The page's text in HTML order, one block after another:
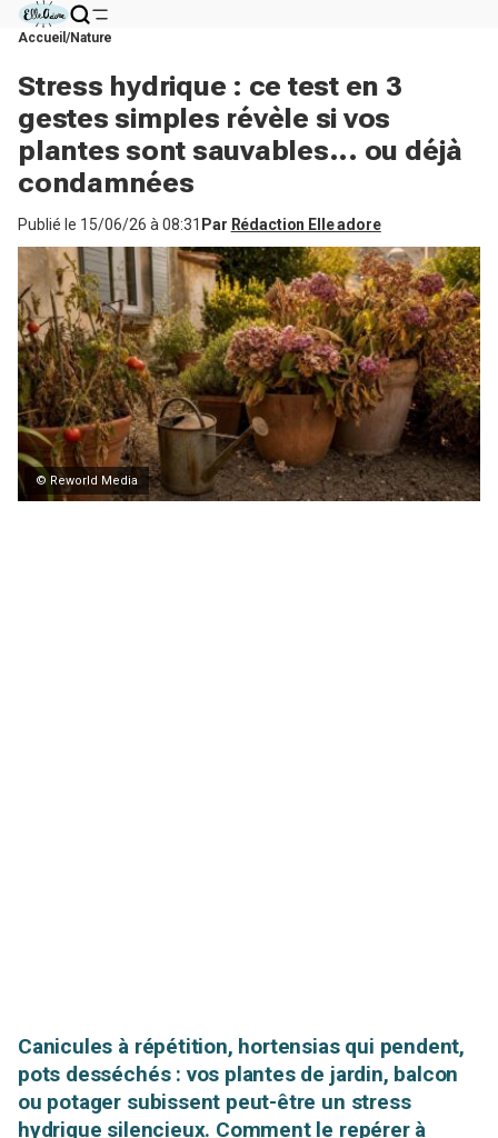
Accueil Nature
Stress hydrique : ce test en 3
gestes simples révèle si vos
plantes sont sauvables... ou déjà
condamnées
Publié le 15/06/26 à 08:31 Par Rédaction Elle adore
© Reworld Media
Canicules à répétition, hortensias qui pendent,
pots desséchés : vos plantes de jardin, balcon
ou potager subissent peut-être un stress
hydrique silencieux. Comment le repérer à